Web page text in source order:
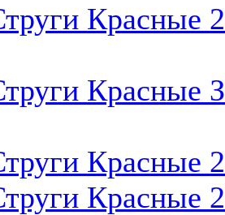
Красные
Красные
Красные
Красные